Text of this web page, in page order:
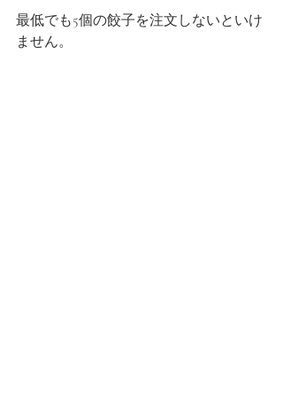
最低でも5個の餃子を注文しないといけ
ません。